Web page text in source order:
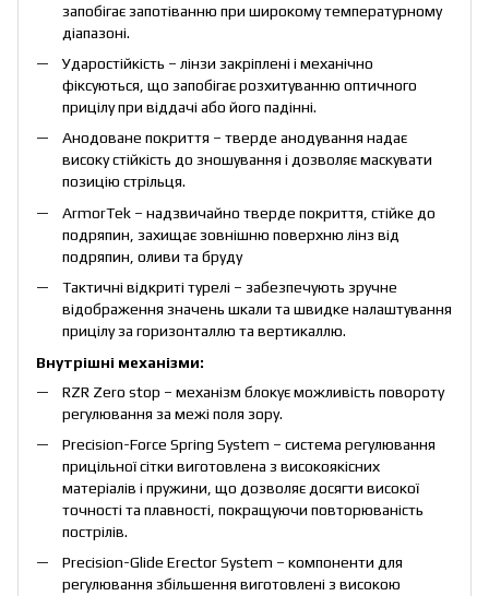
запобігає запотіванню при широкому температурному
діапазоні.
Ударостійкість – лінзи закріплені і механічно
фіксуються, що запобігає розхитуванню оптичного
прицілу при віддачі або його падінні.
Анодоване покриття – тверде анодування надає
високу стійкість до зношування і дозволяє маскувати
позицію стрільця.
ArmorTek – надзвичайно тверде покриття, стійке до
подряпин, захищає зовнішню поверхню лінз від
подряпин, оливи та бруду
Тактичні відкриті турелі – забезпечують зручне
відображення значень шкали та швидке налаштування
прицілу за горизонталлю та вертикаллю.
Внутрішні механізми:
RZR Zero stop – механізм блокує можливість повороту
регулювання за межі поля зору.
Precision-Force Spring System – система регулювання
прицільної сітки виготовлена з високоякісних
матеріалів і пружини, що дозволяє досягти високої
точності та плавності, покращуючи повторюваність
пострілів.
Precision-Glide Erector System – компоненти для
регулювання збільшення виготовлені з високою